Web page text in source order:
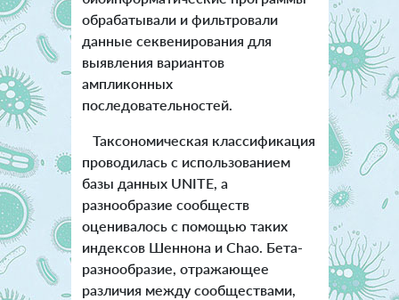
обрабатывали и фильтровали
данные секвенирования для
выявления вариантов
ампликонных
последовательностей.
Таксономическая классификация
проводилась с использованием
базы данных UNITE, а
разнообразие сообществ
оценивалось с помощью таких
индексов Шеннона и Chao. Бета-
разнообразие, отражающее
различия между сообществами,